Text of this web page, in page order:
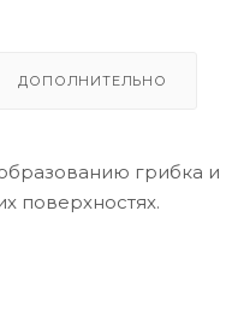
ДОПОЛНИТЕЛЬНО
грибка и
поверхностях.